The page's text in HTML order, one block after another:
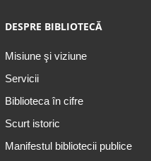
DESPRE BIBLIOTECĂ
Misiune şi viziune
Servicii
Biblioteca în cifre
Scurt istoric
Manifestul bibliotecii publice